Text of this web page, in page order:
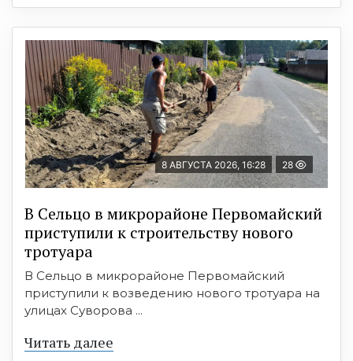
8 АВГУСТА 2026, 16:28 28
В Сельцо в микрорайоне Первомайский
приступили к строительству нового
тротуара
В Сельцо в микрорайоне Первомайский
приступили к возведению нового тротуара на
улицах Суворова ...
Читать далее